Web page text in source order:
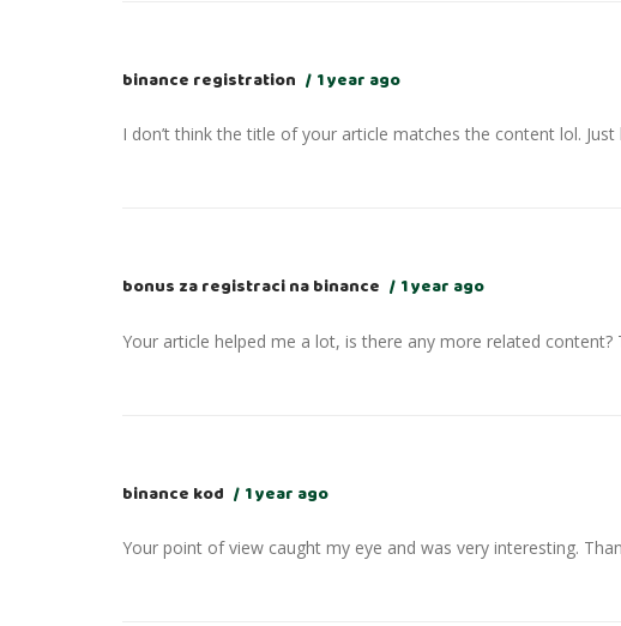
binance registration 1 year ago
I don’t think the title of your article matches the content lol.
bonus za registraci na binance 1 year ago
Your article helped me a lot, is there any more related content?
binance kod 1 year ago
Your point of view caught my eye and was very interesting.